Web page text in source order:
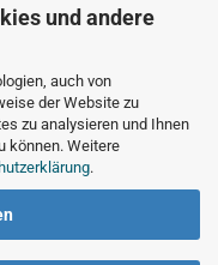
und andere
auch von
der Website zu
zu analysieren und Ihnen
können. Weitere
.